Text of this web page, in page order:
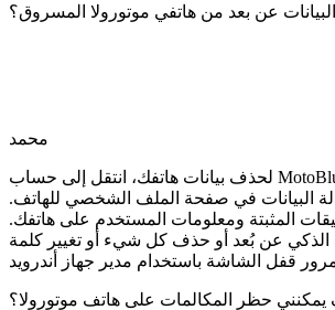
عن بعد من هاتفي موتورولا المسروق؟
محمد
لحذف بيانات هاتفك، انتقل إلى حساب MotoBlur الخاص بك. تحقق
البيانات في صفحة الملف الشخصي للهاتف.
المثبتة ومعلومات المستخدم على هاتفك.
الذكي عن بُعد أو حذف كل شيء أو تغيير كلمة
حظر المكالمات على هاتف موتورولا؟